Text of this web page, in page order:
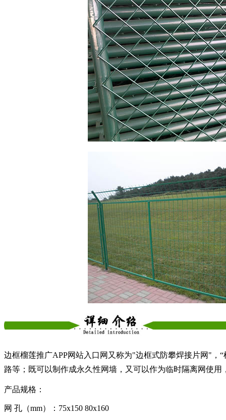
边框榴莲推广APP网站入口网又称为"边框式防攀焊接片网"，“框
路等；既可以制作成永久性网墙，又可以作为临时隔离网使
产品规格：
网 孔（mm）：75x150 80x160